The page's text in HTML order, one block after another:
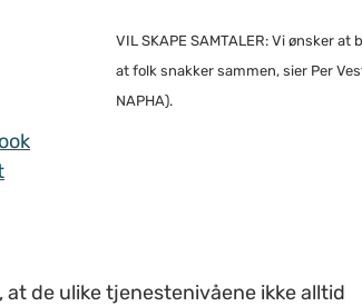
VIL SKAPE SAMTALER: Vi ønsker
at folk snakker sammen, sier Per
NAPHA).
de ulike tjenestenivåene ikke alltid